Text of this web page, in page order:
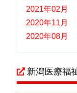
2021年02月
2020年11月
2020年08月
新潟医療福